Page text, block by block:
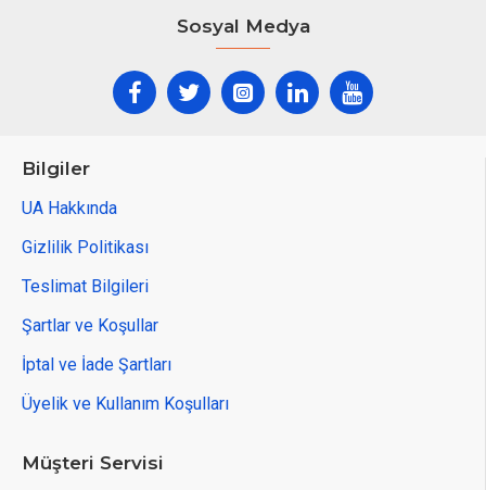
Sosyal Medya
Bilgiler
UA Hakkında
Gizlilik Politikası
Teslimat Bilgileri
Şartlar ve Koşullar
İptal ve İade Şartları
Üyelik ve Kullanım Koşulları
Müşteri Servisi